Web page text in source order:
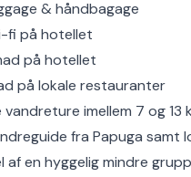
& håndbagage
fi på hotellet
på hotellet
på lokale restauranter
vandreture imellem 7 og 13
fra Papuga
af en hyggelig mindre